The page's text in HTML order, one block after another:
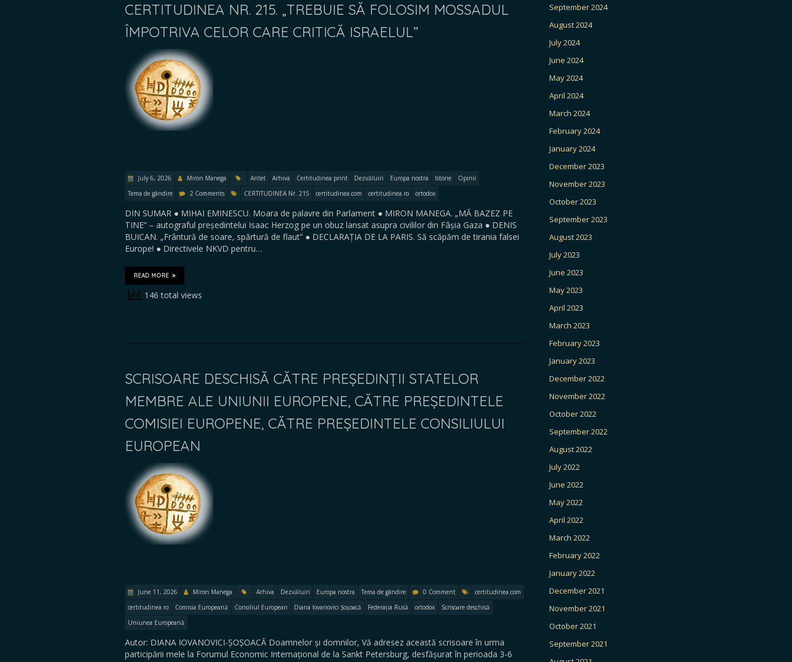
CERTITUDINEA NR. 215. „TREBUIE SĂ FOLOSIM MOSSADUL
ÎMPOTRIVA CELOR CARE CRITICĂ ISRAELUL”
July 6, 2026 Miron Manega Antet Arhiva Certitudinea print Dezvăluiri Europa nostra Istorie
Opinii
Tema de gândire
2 Comments CERTITUDINEA Nr. 215 certitudinea.com certitudinea.ro ortodox
DIN SUMAR ● MIHAI EMINESCU. Moara de palavre din Parlament ● MIRON MANEGA. „MĂ BAZEZ PE
TINE” – autograful președintelui Isaac Herzog pe un obuz lansat asupra civililor din Fâșia Gaza ● DENIS
BUICAN. „Frântură de soare, spărtură de flaut” ● DECLARAȚIA DE LA PARIS. Să scăpăm de tirania falsei
Europe! ● Directivele NKVD pentru…
READ MORE
146 total views
SCRISOARE DESCHISĂ CĂTRE PREȘEDINȚII STATELOR
MEMBRE ALE UNIUNII EUROPENE, CĂTRE PREȘEDINTELE
COMISIEI EUROPENE, CĂTRE PREȘEDINTELE CONSILIULUI
EUROPEAN
June 11, 2026 Miron Manega Arhiva Dezvăluiri Europa nostra Tema de gândire 0 Comment
certitudinea.com
certitudinea.ro
Comisia Europeană Consiliul European Diana Iovanovici Șoșoacă Federația Rusă ortodox
Scrisoare deschisă
Uniunea Europeană
Autor: DIANA IOVANOVICI-ȘOȘOACĂ Doamnelor și domnilor, Vă adresez această scrisoare în urma
participării mele la Forumul Economic Internațional de la Sankt Petersburg, desfășurat în perioada 3-6
September 2024
August 2024
July 2024
June 2024
May 2024
April 2024
March 2024
February 2024
January 2024
December 2023
November 2023
October 2023
September 2023
August 2023
July 2023
June 2023
May 2023
April 2023
March 2023
February 2023
January 2023
December 2022
November 2022
October 2022
September 2022
August 2022
July 2022
June 2022
May 2022
April 2022
March 2022
February 2022
January 2022
December 2021
November 2021
October 2021
September 2021